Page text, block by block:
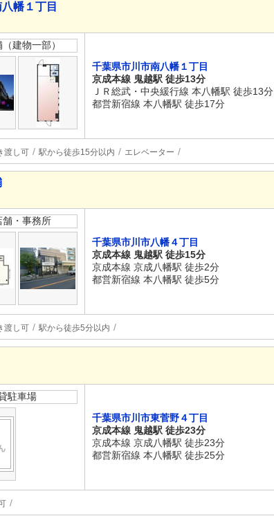
幡１丁目
建物一部）
千葉県市川市南八幡１丁目
京成本線 鬼越駅 徒歩13分
ＪＲ総武・中央緩行線 本八幡駅 徒歩13分
都営新宿線 本八幡駅 徒歩17分
渡し可 駅から徒歩15分以内 エレベーター
舗・事務所
千葉県市川市八幡４丁目
京成本線 鬼越駅 徒歩15分
京成本線 京成八幡駅 徒歩2分
都営新宿線 本八幡駅 徒歩5分
渡し可 駅から徒歩5分以内
駐車場
千葉県市川市東菅野４丁目
京成本線 鬼越駅 徒歩23分
京成本線 京成八幡駅 徒歩23分
都営新宿線 本八幡駅 徒歩25分